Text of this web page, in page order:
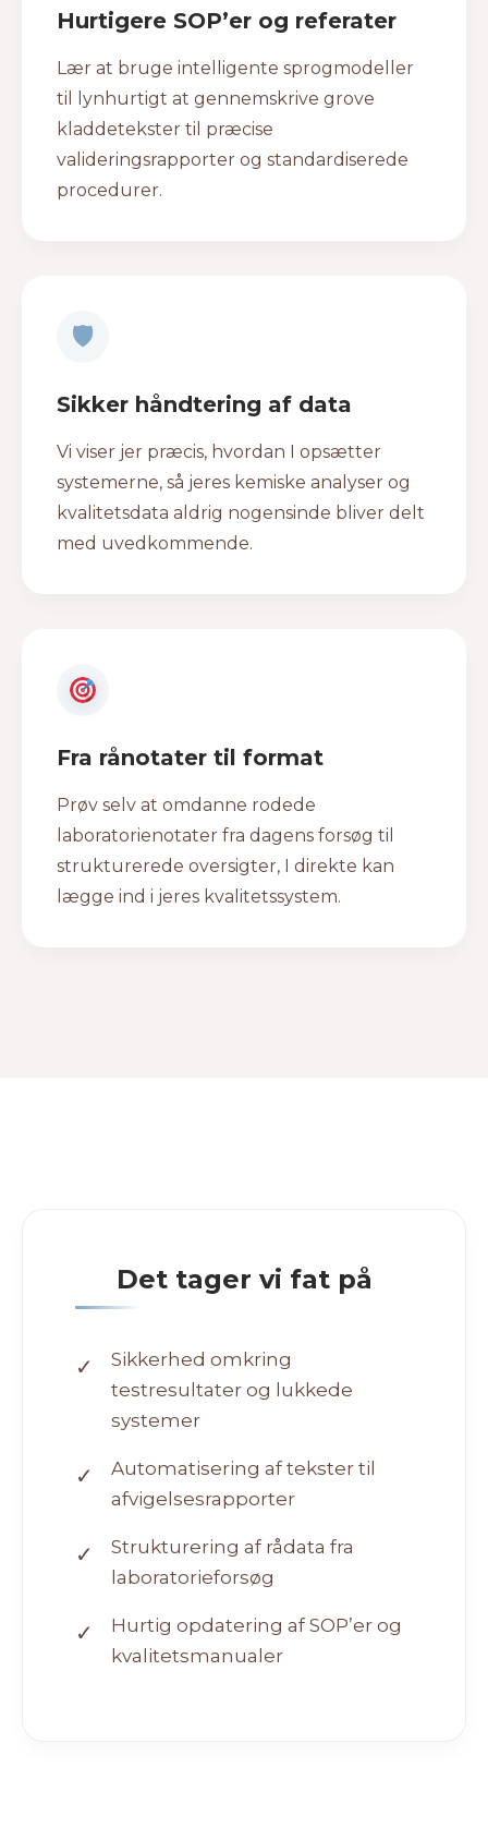
Hurtigere SOP’er og referater
Lær at bruge intelligente sprogmodeller
til lynhurtigt at gennemskrive grove
kladdetekster til præcise
valideringsrapporter og standardiserede
procedurer.
🛡
Sikker håndtering af data
Vi viser jer præcis, hvordan I opsætter
systemerne, så jeres kemiske analyser og
kvalitetsdata aldrig nogensinde bliver delt
med uvedkommende.
Fra rånotater til format
Prøv selv at omdanne rodede
laboratorienotater fra dagens forsøg til
strukturerede oversigter, I direkte kan
lægge ind i jeres kvalitetssystem.
Det tager vi fat på
✓
Sikkerhed omkring
testresultater og lukkede
systemer
✓
Automatisering af tekster til
afvigelsesrapporter
✓
Strukturering af rådata fra
laboratorieforsøg
✓
Hurtig opdatering af SOP’er og
kvalitetsmanualer